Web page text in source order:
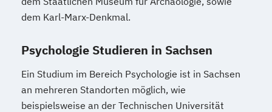
dem Karl-Marx-Denkmal.
Psychologie Studieren in Sachsen
Ein Studium im Bereich Psychologie ist in Sachsen
an mehreren Standorten möglich, wie
beispielsweise an der Technischen Universität